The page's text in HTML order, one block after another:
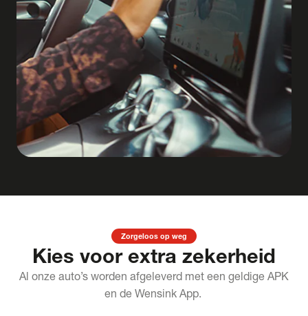
Zorgeloos op weg
Kies voor extra zekerheid
Al onze auto’s worden afgeleverd met een geldige APK
en de Wensink App.